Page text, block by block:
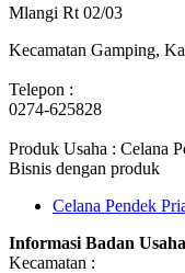
Mlangi Rt 02/03
Kecamatan Gamping,
Telepon :
0274-625828
Produk Usaha : Celana
Bisnis dengan produk
Celana Pendek
Informasi Badan
Kecamatan :